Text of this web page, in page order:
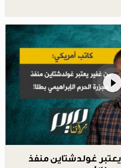
غولدشتاين منفذ